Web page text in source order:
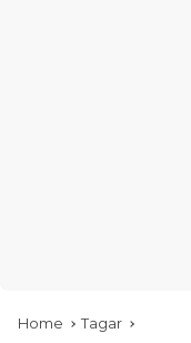
Home Tagar